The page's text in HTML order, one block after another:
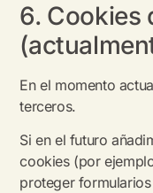
6. Cookies
En el momento
terceros.
Si en el futuro
cookies (por
proteger